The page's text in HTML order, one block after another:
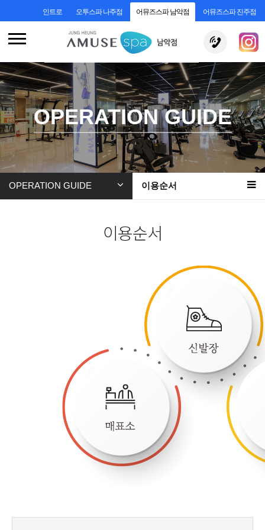
인트로 오투스파 나주점 어뮤즈스파 남악점 어뮤즈스파 진주점
OPERATION GUIDE
OPERATION GUIDE 이용순서
이용순서